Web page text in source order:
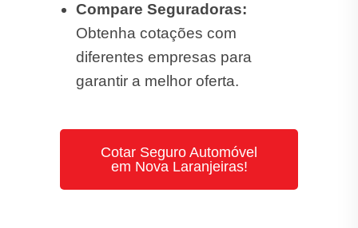
Compare Seguradoras:
Obtenha cotações com
diferentes empresas para
garantir a melhor oferta.
Cotar Seguro Automóvel
em Nova Laranjeiras!